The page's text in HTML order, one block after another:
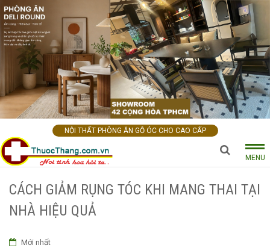
NỘI THẤT PHÒNG ĂN GỖ ÓC CHO CAO CẤP
MENU
CÁCH GIẢM RỤNG TÓC KHI MANG THAI TẠI
NHÀ HIỆU QUẢ
Mới nhất